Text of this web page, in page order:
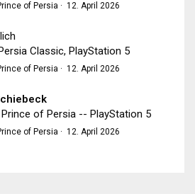
of Persia · 12. April 2026
Classic, PlayStation 5
of Persia · 12. April 2026
of Persia -- PlayStation 5
of Persia · 12. April 2026